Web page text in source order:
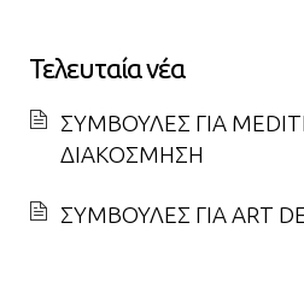
Τελευταία νέα
ΣΥΜΒΟΥΛΕΣ ΓΙΑ
ΔΙΑΚΟΣΜΗΣΗ
ΣΥΜΒΟΥΛΕΣ ΓΙΑ ART